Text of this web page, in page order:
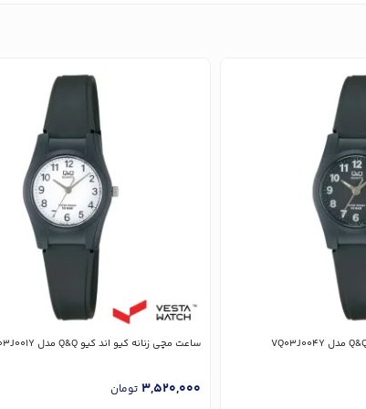
ساعت مچی زنانه کیو اند کیو Q&Q مدل VQ03J001Y
3,520,000 تومان